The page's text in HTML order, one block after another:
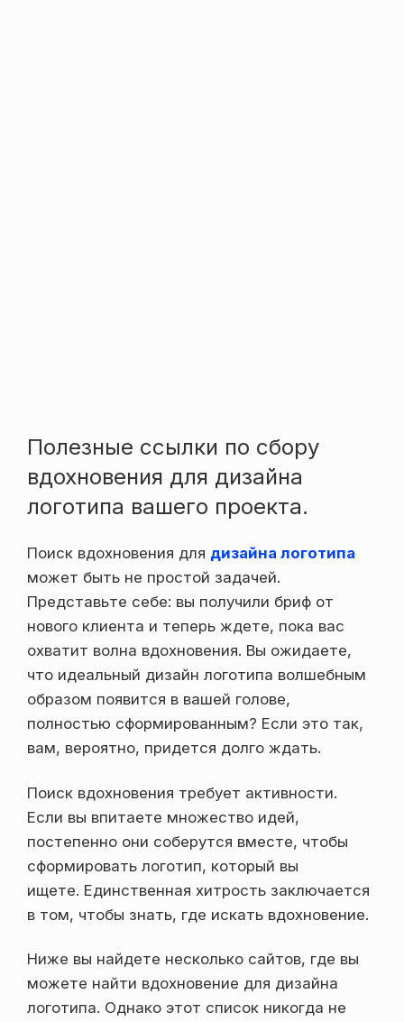
Полезные ссылки по сбору
вдохновения для дизайна
логотипа вашего проекта.
Поиск вдохновения для дизайна логотипа
может быть не простой задачей.
Представьте себе: вы получили бриф от
нового клиента и теперь ждете, пока вас
охватит волна вдохновения. Вы ожидаете,
что идеальный дизайн логотипа волшебным
образом появится в вашей голове,
полностью сформированным? Если это так,
вам, вероятно, придется долго ждать.
Поиск вдохновения требует активности.
Если вы впитаете множество идей,
постепенно они соберутся вместе, чтобы
сформировать логотип, который вы
ищете. Единственная хитрость заключается
в том, чтобы знать, где искать вдохновение.
Ниже вы найдете несколько сайтов, где вы
можете найти вдохновение для дизайна
логотипа. Однако этот список никогда не